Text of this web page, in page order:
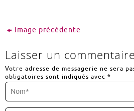
Image précédente
Laisser un commentaire
Votre adresse de messagerie ne sera
obligatoires sont indiqués avec *